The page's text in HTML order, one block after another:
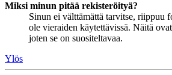
Miksi minun pitää rekisteröityä?
Sinun ei välttämättä tarvitse, riippuu
ole vieraiden käytettävissä. Näitä
joten se on suositeltavaa.
Ylös